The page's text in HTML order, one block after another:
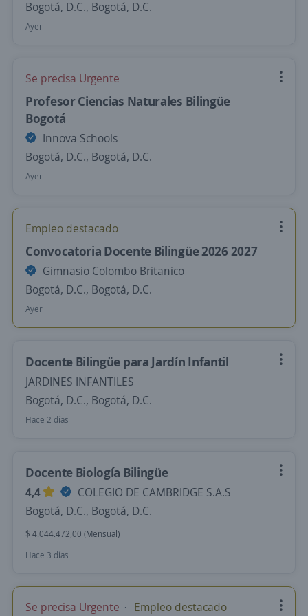
Bogotá, D.C., Bogotá, D.C.
Ayer
Se precisa Urgente
Profesor Ciencias Naturales Bilingüe
Bogotá
Innova Schools
Bogotá, D.C., Bogotá, D.C.
Ayer
Empleo destacado
Convocatoria Docente Bilingüe 2026 2027
Gimnasio Colombo Britanico
Bogotá, D.C., Bogotá, D.C.
Ayer
Docente Bilingüe para Jardín Infantil
JARDINES INFANTILES
Bogotá, D.C., Bogotá, D.C.
Hace 2 días
Docente Biología Bilingüe
4,4
COLEGIO DE CAMBRIDGE S.A.S
Bogotá, D.C., Bogotá, D.C.
$ 4.044.472,00 (Mensual)
Hace 3 días
Se precisa Urgente Empleo destacado